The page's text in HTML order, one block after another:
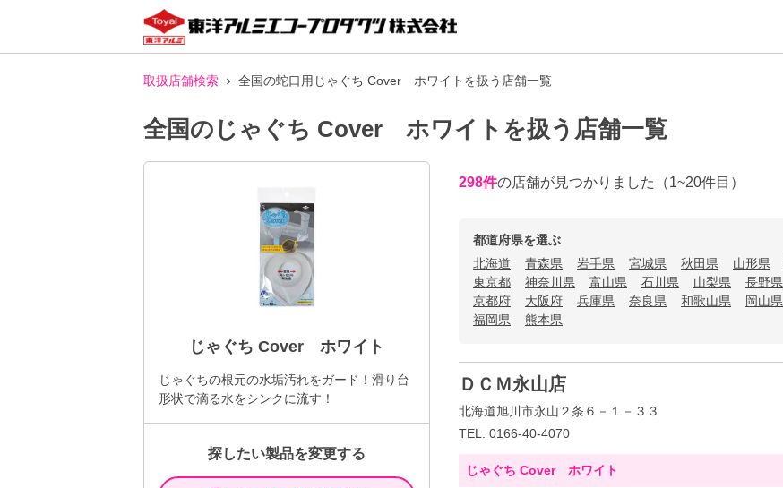
取扱店舗検索 全国の蛇口用じゃぐち Cover ホワイトを扱う店舗一覧
全国のじゃぐち Cover ホワイトを扱う店舗一覧
じゃぐち Cover ホワイト
じゃぐちの根元の水垢汚れをガード！滑り台
形状で滴る水をシンクに流す！
探したい製品を変更する
298件の店舗が見つかりました （1~20件目）
都道府県を選ぶ
北海道
青森県 岩手県 宮城県 秋田県 山形県
東京都
神奈川県 富山県 石川県 山梨県 長野県
京都府
大阪府 兵庫県 奈良県 和歌山県 岡山県
福岡県
熊本県
ＤＣＭ永山店
北海道旭川市永山２条６－１－３３
TEL: 0166-40-4070
じゃぐち Cover ホワイト